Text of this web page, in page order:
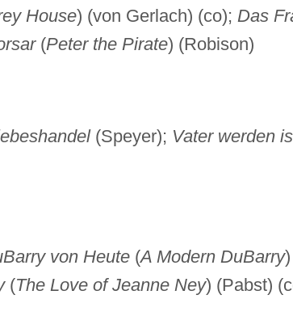
House) (von Gerlach) (co); Das
(Peter the Pirate) (Robison)
(Speyer); Vater werden
von Heute(A Modern DuBarry)
(The Love of Jeanne Ney) (Pabst)